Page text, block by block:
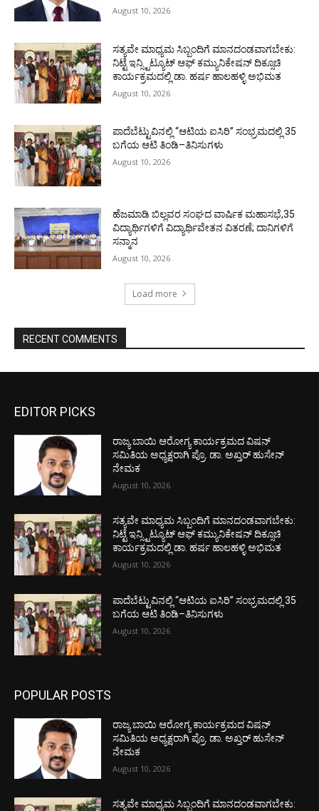
August 10, 2026
ಸತ್ಯವೇ ಮಾಧ್ಯಮ ಸಿಬ್ಬಂದಿಗೆ ಮಾನದಂಡವಾಗಬೇಕು:
ನಿಟ್ಟೆ ಇನ್ಸ್ಟಿಟ್ಯೂಟ್ ಆಫ್ ಕಮ್ಯುನಿಕೇಷನ್ ದಿಕ್ಸೂಚಿ
ಕಾರ್ಯಕ್ರಮದಲ್ಲಿ ಡಾ. ಹರ್ಷ ಹಾಲಹಳ್ಳಿ ಅಭಿಮತ
August 10, 2026
ಪಾದೆಬೆಟ್ಟುವಿನಲ್ಲಿ “ಆಟಿಯ ಐಸಿರಿ’’ ಸಂಭ್ರಮದಲ್ಲಿ 35
ಬಗೆಯ ಆಟಿ ತಿಂಡಿ–ತಿನಿಸುಗಳು
August 10, 2026
ಹೆಜಮಾಡಿ ಬಿಲ್ಲವರ ಸಂಘದ ವಾರ್ಷಿಕ ಮಹಾಸಭೆ,35
ವಿದ್ಯಾರ್ಥಿಗಳಿಗೆ ವಿದ್ಯಾರ್ಥಿವೇತನ ವಿತರಣೆ; ದಾನಿಗಳಿಗೆ
ಸನ್ಮಾನ
August 10, 2026
Load more
RECENT COMMENTS
EDITOR PICKS
ರಾಜ್ಯ ಬಾಯಿ ಆರೋಗ್ಯ ಕಾರ್ಯಕ್ರಮದ ವಿಷನ್
ಸಮಿತಿಯ ಅಧ್ಯಕ್ಷರಾಗಿ ಪ್ರೊ. ಡಾ. ಅಖ್ತರ್ ಹುಸೇನ್
ನೇಮಕ
August 10, 2026
ಸತ್ಯವೇ ಮಾಧ್ಯಮ ಸಿಬ್ಬಂದಿಗೆ ಮಾನದಂಡವಾಗಬೇಕು:
ನಿಟ್ಟೆ ಇನ್ಸ್ಟಿಟ್ಯೂಟ್ ಆಫ್ ಕಮ್ಯುನಿಕೇಷನ್ ದಿಕ್ಸೂಚಿ
ಕಾರ್ಯಕ್ರಮದಲ್ಲಿ ಡಾ. ಹರ್ಷ ಹಾಲಹಳ್ಳಿ ಅಭಿಮತ
August 10, 2026
ಪಾದೆಬೆಟ್ಟುವಿನಲ್ಲಿ “ಆಟಿಯ ಐಸಿರಿ’’ ಸಂಭ್ರಮದಲ್ಲಿ 35
ಬಗೆಯ ಆಟಿ ತಿಂಡಿ–ತಿನಿಸುಗಳು
August 10, 2026
POPULAR POSTS
ರಾಜ್ಯ ಬಾಯಿ ಆರೋಗ್ಯ ಕಾರ್ಯಕ್ರಮದ ವಿಷನ್
ಸಮಿತಿಯ ಅಧ್ಯಕ್ಷರಾಗಿ ಪ್ರೊ. ಡಾ. ಅಖ್ತರ್ ಹುಸೇನ್
ನೇಮಕ
August 10, 2026
ಸತ್ಯವೇ ಮಾಧ್ಯಮ ಸಿಬ್ಬಂದಿಗೆ ಮಾನದಂಡವಾಗಬೇಕು: